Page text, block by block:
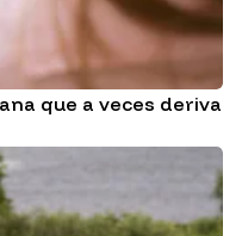
que a veces deriva